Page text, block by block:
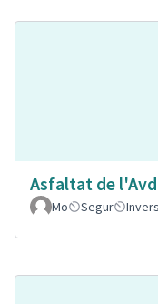
Asfaltat de
Mo
Segur